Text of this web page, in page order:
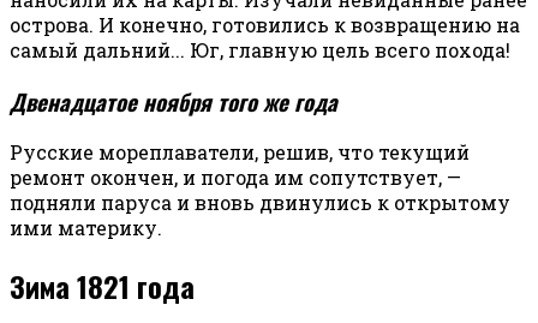
острова. И конечно, готовились к возвращению на
самый дальний... Юг, главную цель всего похода!
Двенадцатое ноября того же года
Русские мореплаватели, решив, что текущий
ремонт окончен, и погода им сопутствует, —
подняли паруса и вновь двинулись к открытому
ими материку.
Зима 1821 года